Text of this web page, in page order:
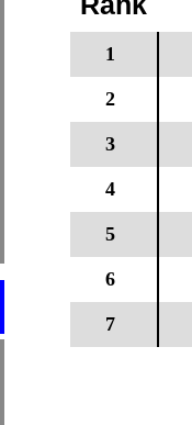
1
2
3
4
5
6
7